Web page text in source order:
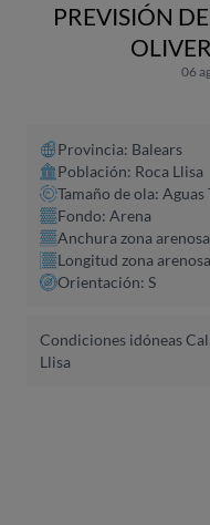
PREVISIÓN
06
Provincia: Balears
Población: Roca Llisa
Tamaño de ola:
Fondo: Arena
Anchura zona
Longitud zona
Orientación: S
Condiciones idóneas
Llisa